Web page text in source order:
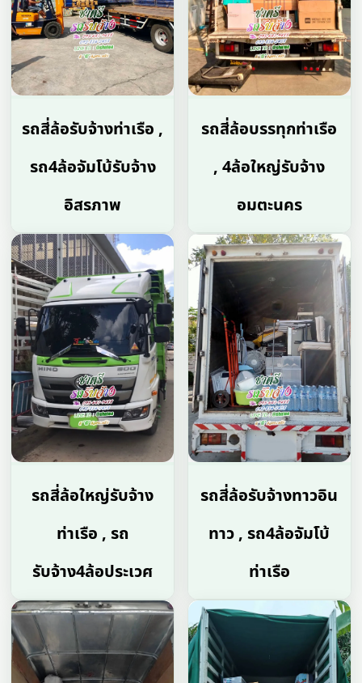
รถสี่ล้อรับจ้างท่าเรือ ,
รถ4ล้อจัมโบ้รับจ้าง
อิสรภาพ
รถสี่ล้อบรรทุกท่าเรือ
, 4ล้อใหญ่รับจ้าง
อมตะนคร
รถสี่ล้อใหญ่รับจ้าง
ท่าเรือ , รถ
รับจ้าง4ล้อประเวศ
รถสี่ล้อรับจ้างทาวอิน
ทาว , รถ4ล้อจัมโบ้
ท่าเรือ